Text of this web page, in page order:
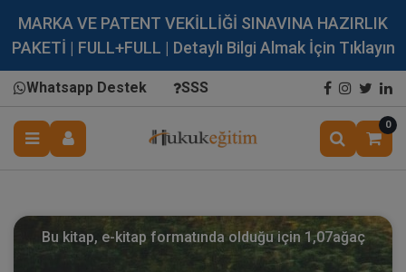
MARKA VE PATENT VEKİLLİĞİ SINAVINA HAZIRLIK
PAKETİ | FULL+FULL | Detaylı Bilgi Almak İçin Tıklayın
Whatsapp Destek SSS
0
Bu kitap, e-kitap formatında olduğu için 1,07ağaç